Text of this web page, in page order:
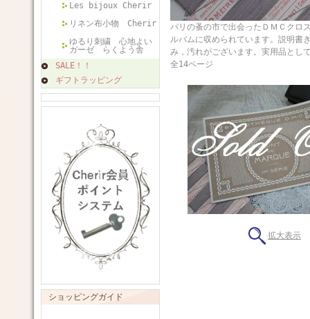
Les bijoux Cherir
リネン布小物 Cherir
ゆるり刺繍 心地よい
ガーゼ らくよう舎
SALE！！
ギフトラッピング
ショッピングガイド
パリの蚤の市で出会ったＤＭＣクロ
ルバムに収められています。説明書
み，汚れがございます。実用品
全14ページ
拡大表示